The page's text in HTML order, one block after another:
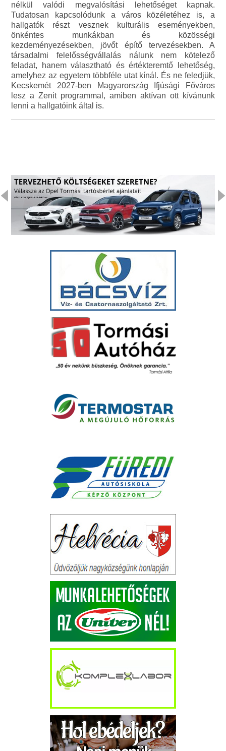
nélkül valódi megvalósítási lehetőséget kapnak.
Tudatosan kapcsolódunk a város közéletéhez is, a
hallgatók részt vesznek kulturális eseményekben,
önkéntes munkákban és közösségi
kezdeményezésekben, jövőt építő tervezésekben. A
társadalmi felelősségvállalás nálunk nem kötelező
feladat, hanem választható és értékteremtő lehetőség,
amelyhez az egyetem többféle utat kínál. És ne feledjük,
Kecskemét 2027-ben Magyarország Ifjúsági Főváros
lesz a Zenit programmal, amiben aktívan ott kívánunk
lenni a hallgatóink által is.